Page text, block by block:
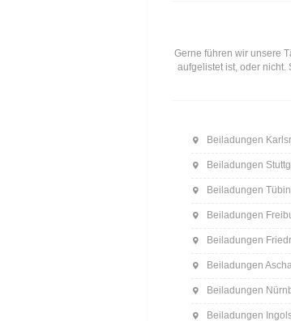
Gerne führen wir unsere
aufgelistet ist, oder
Beiladungen
Beiladungen
Beiladungen
Beiladungen
Beiladungen
Beiladungen
Beiladungen
Beiladungen